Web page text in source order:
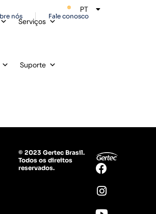
nós Fale conosco
Serviços
Suporte
PT
ES
© 2023 Gertec Brasil.
Todos os direitos
reservados.